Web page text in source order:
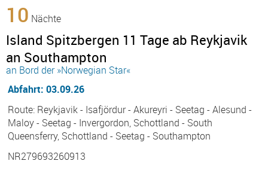
10 Nächte
Island Spitzbergen 11 Tage ab Reykjavik
an Southampton
an Bord der »Norwegian Star«
Abfahrt: 03.09.26
Route: Reykjavik - Isafjördur - Akureyri - Seetag - Alesund -
Maloy - Seetag - Invergordon, Schottland - South
Queensferry, Schottland - Seetag - Southampton
NR279693260913